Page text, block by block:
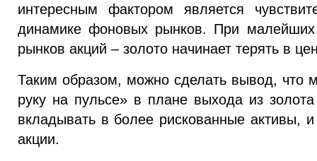
интересным фактором является
динамике фоновых рынков. При малейших
рынков акций – золото начинает терять в
Таким образом, можно сделать вывод, что
руку на пульсе» в плане выхода из
вкладывать в более рискованные активы,
акции.